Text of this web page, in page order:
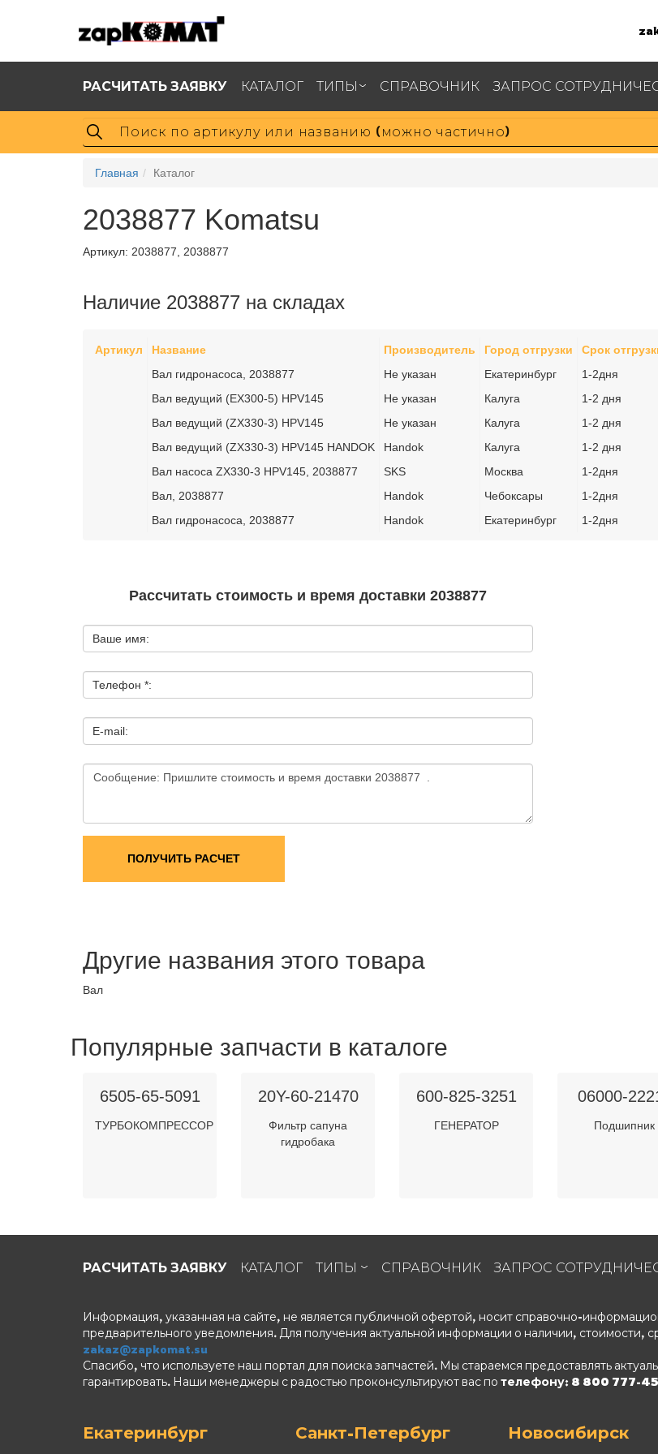
РАСЧИТАТЬ ЗАЯВКУ КАТАЛОГ ТИПЫ СПРАВОЧНИК ЗАПРОС
Главная Каталог
2038877 Komatsu
Артикул: 2038877, 2038877
Наличие 2038877 на складах
Артикул Название Производитель Город отгрузки Срок
Вал гидронасоса, 2038877
Не указан Екатеринбург 1-2дня
Вал ведущий (EX300-5) HPV145
Не указан Калуга 1-2 дня
Вал ведущий (ZX330-3) HPV145
Не указан Калуга 1-2 дня
Вал ведущий (ZX330-3) HPV145 HANDOK
Handok Калуга 1-2 дня
Вал насоса ZX330-3 HPV145, 2038877
SKS Москва 1-2дня
Вал, 2038877
Handok Чебоксары 1-2дня
Вал гидронасоса, 2038877
Handok Екатеринбург 1-2дня
Рассчитать стоимость и время доставки 2038877
Ваше имя:
Телефон *:
E-mail:
ПОЛУЧИТЬ РАСЧЕТ
Другие названия этого товара
Вал
Популярные запчасти в каталоге
6505-65-5091
ТУРБОКОМПРЕССОР
20Y-60-21470
Фильтр сапуна
гидробака
600-825-3251
ГЕНЕРАТОР
06000-
Подшипник
РАСЧИТАТЬ ЗАЯВКУ КАТАЛОГ ТИПЫ СПРАВОЧНИК ЗАПРОС
Информация, указанная на сайте, не является публичной офертой, носит справочно-
предварительного уведомления. Для получения актуальной информации о наличии, стоимости,
zakaz@zapkomat.su
Спасибо, что используете наш портал для поиска запчастей. Мы стараемся предоставлять
гарантировать. Наши менеджеры с радостью проконсультируют вас по телефону: 8 800 777-
Екатеринбург Санкт-Петербург Новосибирск